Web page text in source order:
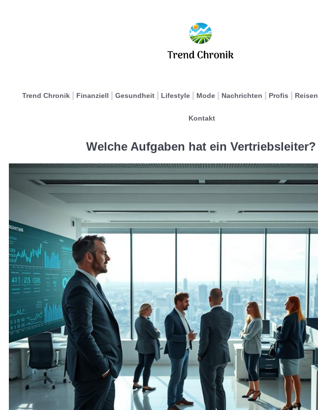
Trend Chronik Finanziell Gesundheit Lifestyle Mode Nachrichten Profis Reisen
Kontakt
Welche Aufgaben hat ein Vertriebsleiter?